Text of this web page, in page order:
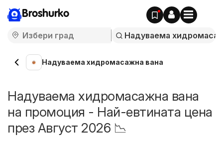
Broshurko
Надуваема хидромасажна вана
Надуваема хидромасажна вана
на промоция - Най-евтината цена
през Август 2026 📉